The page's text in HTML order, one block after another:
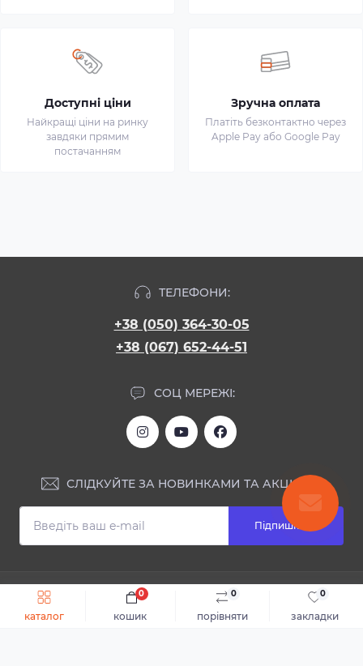
каталог порівняти
0
закладки
0
кошик
0
Швидке замовлення До кошика
Доступні ціни
Найкращі ціни на ринку
завдяки прямим
постачанням
Зручна оплата
Платіть безконтактно через
Apple Pay або Google Pay
ТЕЛЕФОНИ:
+38 (050) 364-30-05
+38 (067) 652-44-51
СОЦ МЕРЕЖІ:
СЛІДКУЙТЕ ЗА НОВИНКАМИ ТА АКЦІЯМИ:
Підпишіться
ІНФОРМАЦІЯ